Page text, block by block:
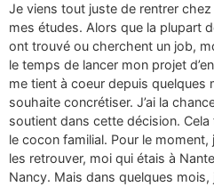
Je viens tout juste de rentrer
mes études. Alors que la plupart
ont trouvé ou cherchent un job,
le temps de lancer mon projet
me tient à coeur depuis quelques
souhaite concrétiser. J’ai la
soutient dans cette décision. Cela
le cocon familial. Pour le moment,
les retrouver, moi qui étais à
Nancy. Mais dans quelques